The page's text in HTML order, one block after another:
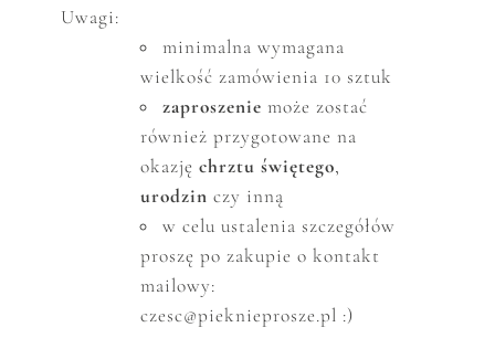
Uwagi:
minimalna wymagana
wielkość zamówienia 10 sztuk
zaproszenie może zostać
również przygotowane na
okazję chrztu świętego,
urodzin czy inną
w celu ustalenia szczegółów
proszę po zakupie o kontakt
mailowy:
czesc@pieknieprosze.pl :)